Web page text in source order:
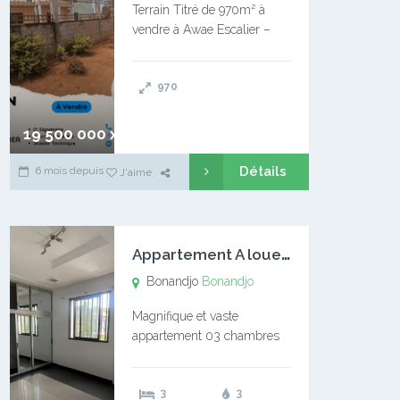
19 500 000 xaf
Terrain Titré de 970m² à
vendre à Awae Escalier –
l’Université Catholique –
970
6 mois depuis J'aime Détails
A
ppartement A louer Bonandjo
Bonandjo Bonandjo
Magnifique et vaste
appartement 03 chambres
douches 01 vaste salon 01
3
3